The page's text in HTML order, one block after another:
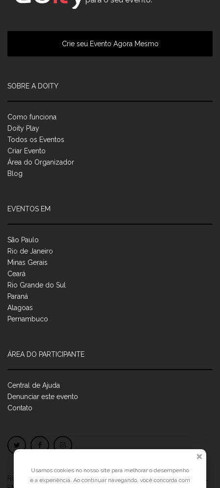
Crie seu Evento Agora Mesmo
SOBRE A DOITY
Como funciona
Doity Play
Todos os Eventos
Criar Evento
Área do Organizador
Blog
EVENTOS EM
São Paulo
Rio de Janeiro
Minas Gerais
Ceará
Rio Grande do Sul
Paraná
Alagoas
Pernambuco
ÁREA DO PARTICIPANTE
Central de Ajuda
Denunciar este evento
Contato
RUA JOSÉ PONTES DE MAGALHÃES, 70JATIÚCA, MACEIÓ - AL
Usamos cookies no nosso site para melhorar o desempenho
e a experiência. Ao continuar navegando, você concorda com